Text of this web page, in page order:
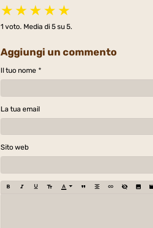
★ ★ ★ ★ ★
1 voto. Media di5su 5.
Aggiungi un commento
Il tuo nome
La tua email
Sito web